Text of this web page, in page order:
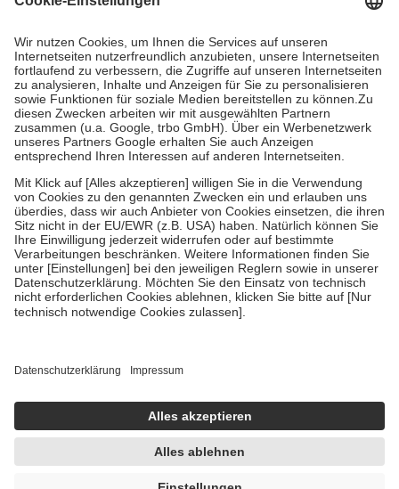
höchstens zehn Euro.
Es sind jedoch nie mehr als die tatsächlichen
Kosten der Leistung zu entrichten.
Diese Regeln gelten grundsätzlich auch für Online-Apotheken.
Bei Heilmitteln und häuslicher Krankenpflege beträgt die
Zuzahlung zehn Prozent der Kosten sowie zehn Euro je
Verordnung.
Um das Engagement der Versicherten für ihre eigene Gesundheit zu
stärken und die besondere Stellung der Familie zu unterstützen,
fallenkeine Zuzahlungenan bei:
• Kindern und Jugendlichen bis zum vollendeten 18. Lebensjahr
mit Ausnahme der Fahrkosten
• Untersuchungen zur Vorsorge und Früherkennung, die von der
GKV getragen werden
• empfohlenen Schutzimpfungen
• Harn- und Blutteststreifen
getroffen, um sicherzustellen, dass es sich um echte Bewertungen
https://help.etrusted.com/hc/de/articles/4419944605341
Einige Bilder und Inhalte wurden unter Zuhilfenahme künstlicher